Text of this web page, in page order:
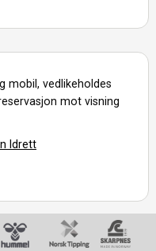
mobil, vedlikeholdes
mot visning
Idrett